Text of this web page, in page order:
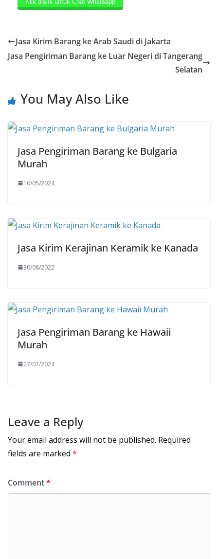
Klik disini untuk Chat Whatsapp
Jasa Kirim Barang ke Arab Saudi di Jakarta
Jasa Pengiriman Barang ke Luar Negeri di Tangerang
Selatan
You May Also Like
Jasa Pengiriman Barang ke Bulgaria
Murah
10/05/2024
Jasa Kirim Kerajinan Keramik ke Kanada
30/08/2022
Jasa Pengiriman Barang ke Hawaii
Murah
27/07/2024
Leave a Reply
Your email address will not be published. Required
fields are marked *
Comment*